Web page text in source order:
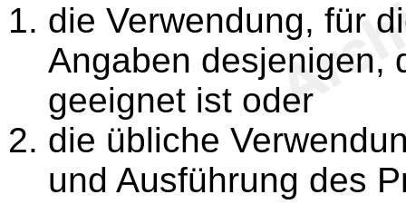
die Verwendung, für
Angaben desjenigen,
geeignet ist oder
die übliche
und Ausführung des